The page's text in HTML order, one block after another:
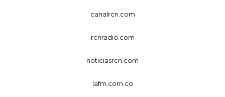
canalrcn.com
rcnradio.com
noticiasrcn.com
lafm.com.co